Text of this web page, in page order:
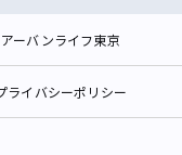
アーバンライフ東京
ライバシーポリシー